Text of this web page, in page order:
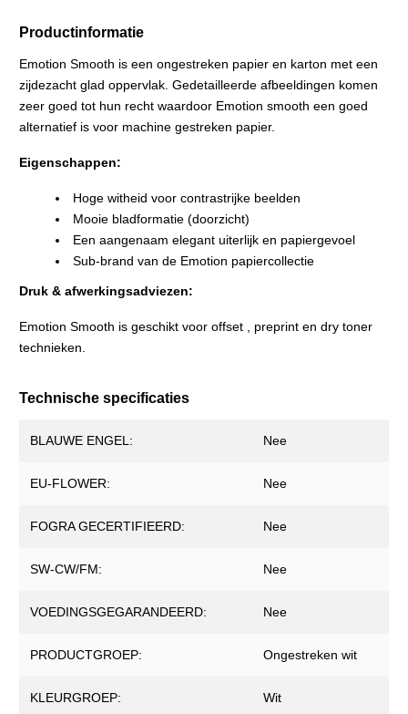
Productinformatie
Emotion Smooth is een ongestreken papier en karton met een
zijdezacht glad oppervlak. Gedetailleerde afbeeldingen komen
zeer goed tot hun recht waardoor Emotion smooth een goed
alternatief is voor machine gestreken papier.
Eigenschappen:
Hoge witheid voor contrastrijke beelden
Mooie bladformatie (doorzicht)
Een aangenaam elegant uiterlijk en papiergevoel
Sub-brand van de Emotion papiercollectie
Druk & afwerkingsadviezen:
Emotion Smooth is geschikt voor offset , preprint en dry toner
technieken.
Technische specificaties
BLAUWE ENGEL: Nee
EU-FLOWER: Nee
FOGRA GECERTIFIEERD: Nee
SW-CW/FM: Nee
VOEDINGSGEGARANDEERD: Nee
PRODUCTGROEP: Ongestreken wit
KLEURGROEP: Wit